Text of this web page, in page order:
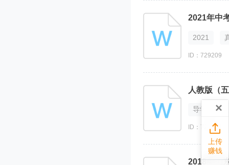
2021年中
2021
ID：729209
人教版（
导学案
ID：720273
2018年山
×

上传
赚钱